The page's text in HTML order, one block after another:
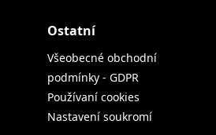
Ostatní
Všeobecné obchodní
podmínky - GDPR
Používaní cookies
Nastavení soukromí